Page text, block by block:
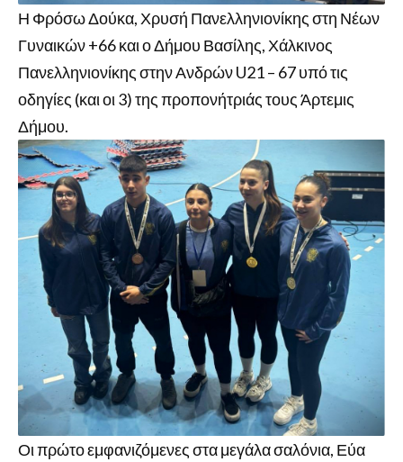
Η Φρόσω Δούκα, Χρυσή Πανελληνιονίκης στη Νέων
Γυναικών +66 και ο Δήμου Βασίλης, Χάλκινος
Πανελληνιονίκης στην Ανδρών U21 – 67 υπό τις
οδηγίες (και οι 3) της προπονήτριάς τους Άρτεμις
Δήμου.
Οι πρώτο εμφανιζόμενες στα μεγάλα σαλόνια, Εύα